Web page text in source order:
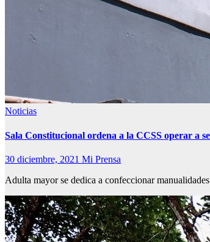
Noticias
Sala Constitucional ordena a la CCSS operar a
30 diciembre, 2021 Mi Prensa
Adulta mayor se dedica a confeccionar